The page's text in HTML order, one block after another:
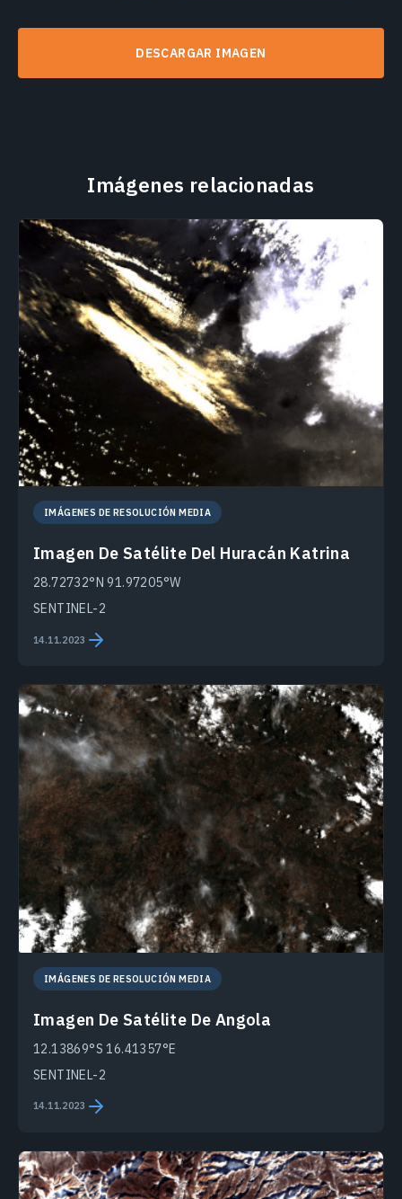
DESCARGAR IMAGEN
Imágenes relacionadas
IMÁGENES DE RESOLUCIÓN MEDIA
Imagen De Satélite Del Huracán Katrina
28.72732°N 91.97205°W
SENTINEL-2
14.11.2023
IMÁGENES DE RESOLUCIÓN MEDIA
Imagen De Satélite De Angola
12.13869°S 16.41357°E
SENTINEL-2
14.11.2023